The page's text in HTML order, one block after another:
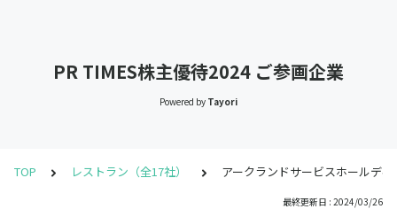
PR TIMES株主優待2024 ご参画企業
Powered by Tayori
TOP レストラン（全17社） アークランドサービスホールデ
最終更新日 : 2024/03/26